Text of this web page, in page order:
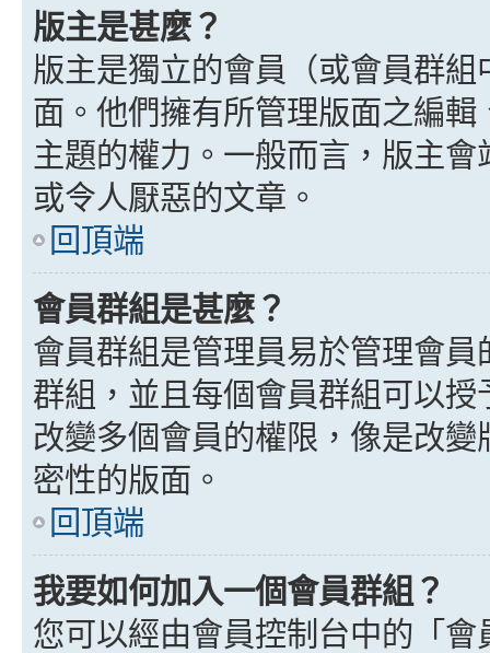
版主是甚麼？
版主是獨立的會員（或會員群
面。他們擁有所管理版面之編
主題的權力。一般而言，版主
或令人厭惡的文章。
回頂端
會員群組是甚麼？
會員群組是管理員易於管理會
群組，並且每個會員群組可以
改變多個會員的權限，像是改
密性的版面。
回頂端
我要如何加入一個會員群組？
您可以經由會員控制台中的「